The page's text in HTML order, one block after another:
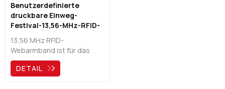
Benutzerdefinierte
druckbare Einweg-
Festival-13,56-MHz-RFID-
13,56 MHz RFID-
Webarmband ist für das
Tragen über einen längeren
Zeitraum konzipiert und
DETAIL